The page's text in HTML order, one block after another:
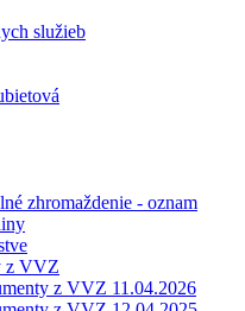
služieb
zhromaždenie - oznam
z VVZ
z VVZ 11.04.2026